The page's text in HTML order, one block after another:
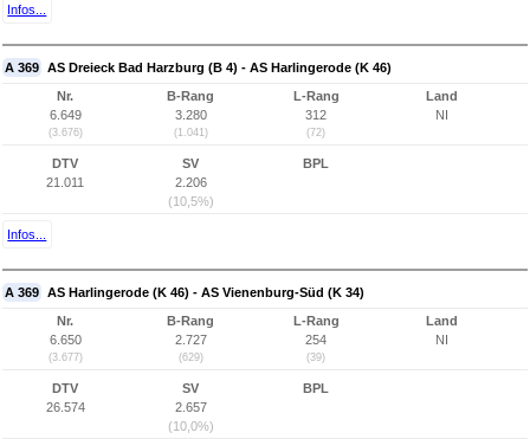
Infos...
A 369 AS Dreieck Bad Harzburg (B 4) - AS Harlingerode (K 46)
Nr.
6.649
(3.676)
B-Rang
3.280
(1.041)
L-Rang
312
(72)
Land
NI
DTV
21.011
SV
2.206
(10,5%)
BPL
Infos...
A 369 AS Harlingerode (K 46) - AS Vienenburg-Süd (K 34)
Nr.
6.650
(3.677)
B-Rang
2.727
(629)
L-Rang
254
(39)
Land
NI
DTV
26.574
SV
2.657
(10,0%)
BPL